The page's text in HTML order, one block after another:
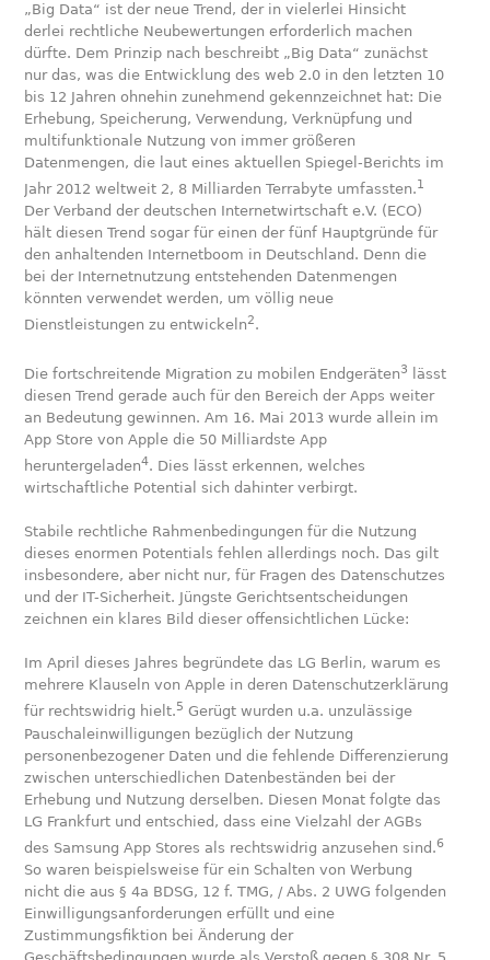
„Big Data“ ist der neue Trend, der in vielerlei Hinsicht
derlei rechtliche Neubewertungen erforderlich machen
dürfte. Dem Prinzip nach beschreibt „Big Data“ zunächst
nur das, was die Entwicklung des web 2.0 in den letzten 10
bis 12 Jahren ohnehin zunehmend gekennzeichnet hat: Die
Erhebung, Speicherung, Verwendung, Verknüpfung und
multifunktionale Nutzung von immer größeren
Datenmengen, die laut eines aktuellen Spiegel-Berichts im
Jahr 2012 weltweit 2, 8 Milliarden Terrabyte umfassten.1
Der Verband der deutschen Internetwirtschaft e.V. (ECO)
hält diesen Trend sogar für einen der fünf Hauptgründe für
den anhaltenden Internetboom in Deutschland. Denn die
bei der Internetnutzung entstehenden Datenmengen
könnten verwendet werden, um völlig neue
Dienstleistungen zu entwickeln2.
Die fortschreitende Migration zu mobilen Endgeräten3
lässt
diesen Trend gerade auch für den Bereich der Apps weiter
an Bedeutung gewinnen. Am 16. Mai 2013 wurde allein im
App Store von Apple die 50 Milliardste App
heruntergeladen4. Dies lässt erkennen, welches
wirtschaftliche Potential sich dahinter verbirgt.
Stabile rechtliche Rahmenbedingungen für die Nutzung
dieses enormen Potentials fehlen allerdings noch. Das gilt
insbesondere, aber nicht nur, für Fragen des Datenschutzes
und der IT-Sicherheit. Jüngste Gerichtsentscheidungen
zeichnen ein klares Bild dieser offensichtlichen Lücke:
Im April dieses Jahres begründete das LG Berlin, warum es
mehrere Klauseln von Apple in deren Datenschutzerklärung
für rechtswidrig hielt.5 Gerügt wurden u.a. unzulässige
Pauschaleinwilligungen bezüglich der Nutzung
personenbezogener Daten und die fehlende Differenzierung
zwischen unterschiedlichen Datenbeständen bei der
Erhebung und Nutzung derselben. Diesen Monat folgte das
LG Frankfurt und entschied, dass eine Vielzahl der AGBs
des Samsung App Stores als rechtswidrig anzusehen sind.6
So waren beispielsweise für ein Schalten von Werbung
nicht die aus § 4a BDSG, 12 f. TMG, / Abs. 2 UWG folgenden
Einwilligungsanforderungen erfüllt und eine
Zustimmungsfiktion bei Änderung der